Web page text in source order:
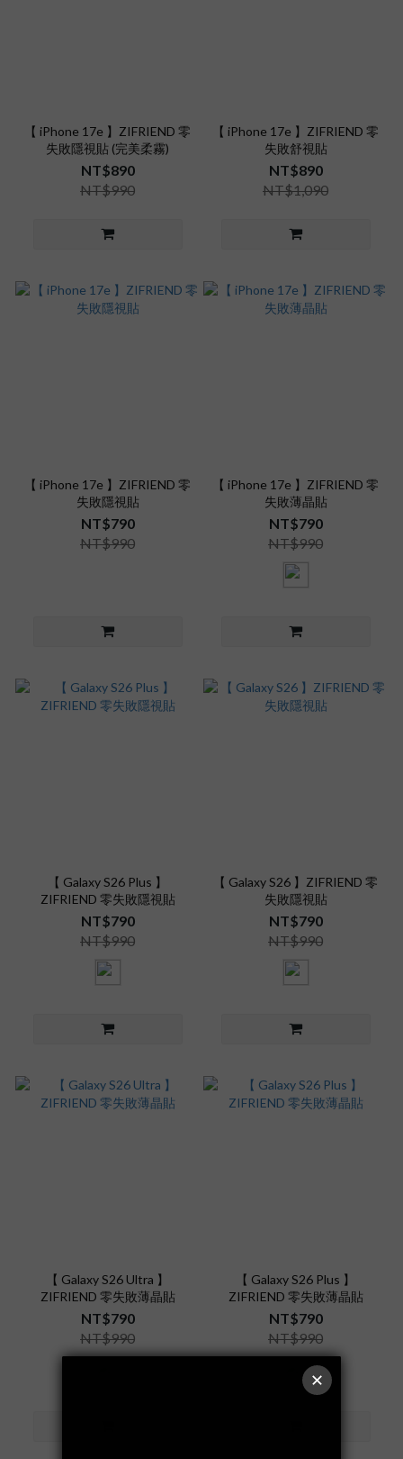
【 iPhone 17e 】ZIFRIEND 零
失敗隱視貼 (完美柔霧)
NT$890
NT$990
【 iPhone 17e 】ZIFRIEND 零
失敗舒視貼
NT$890
NT$1,090
【 iPhone 17e 】ZIFRIEND 零
失敗隱視貼
NT$790
NT$990
【 iPhone 17e 】ZIFRIEND 零
失敗薄晶貼
NT$790
NT$990
【 Galaxy S26 Plus 】
ZIFRIEND 零失敗隱視貼
NT$790
NT$990
【 Galaxy S26 】ZIFRIEND 零
失敗隱視貼
NT$790
NT$990
【 Galaxy S26 Ultra 】
ZIFRIEND 零失敗薄晶貼
NT$790
NT$990
【 Galaxy S26 Plus 】
ZIFRIEND 零失敗薄晶貼
NT$790
NT$990